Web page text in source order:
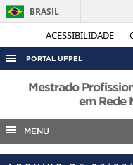
ACESSIBILIDADE
BRASIL
PORTAL UFPEL
ACESSO À INFORMAÇÃO
COBALTO
CONCURSOS
Mestrado
em Rede
MENU